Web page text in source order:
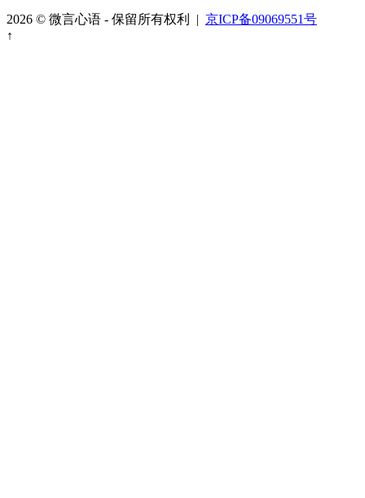
2026 © 微言心语 - 保留所有权利 | 京ICP备09069551号
↑